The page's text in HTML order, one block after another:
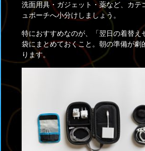
洗面用具・ガジェット・薬など、カテ
ュポーチへ小分けしましょう。
特におすすめなのが、「翌日の着替え
袋にまとめておくこと。朝の準備が劇
ります。